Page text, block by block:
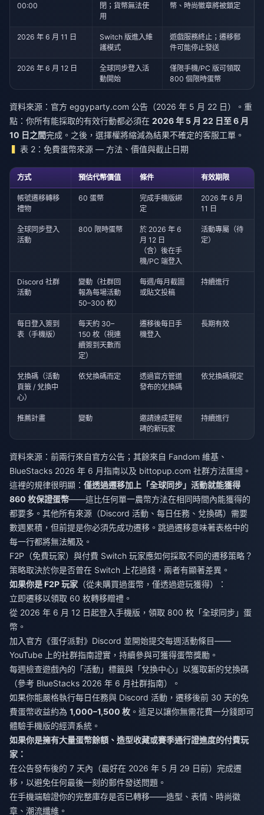
00:00
閉；貨幣無法使
用
幣、時尚徽章將被鎖定
2026 年 6 月 11 日
Switch 版進入維
護模式
遊戲服務終止；遷移郵
件可能停止發送
2026 年 6 月 12 日
全球同步登入活
動開始
僅限手機/PC 版可領取
800 個限時蛋幣
資料來源：官方 eggyparty.com 公告（2026 年 5 月 22 日）。重
點：你所有能採取的有效行動都必須在 2026 年 5 月 22 日至 6 月
10 日之間完成。之後，選擇權將縮減為結果不確定的客服工單。
表 2：免費蛋幣來源 — 方法、價值與截止日期
方式 預估代幣價值 條件 有效期限
帳號遷移轉移
禮物
60 蛋幣
完成手機版綁
定
2026 年 6 月
11 日
全球同步登入
活動
800 限時蛋幣
於 2026 年 6
月 12 日
（含）後在手
機/PC 端登入
活動專屬（待
定）
Discord 社群
活動
變動（社群回
報為每場活動
50–300 枚）
每週/每月截圖
或貼文投稿
持續進行
每日登入簽到
表（手機版）
每天約 30–
150 枚（視連
續簽到天數而
定）
遷移後每日手
機登入
長期有效
兌換碼（活動
頁籤 / 兌換中
心）
依兌換碼而定
透過官方管道
發布的兌換碼
依兌換碼規定
推薦計畫 變動
邀請達成里程
碑的新玩家
持續進行
資料來源：前兩行來自官方公告；其餘來自 Fandom 維基、
BlueStacks 2026 年 6 月指南以及 bittopup.com 社群方法匯總。
這裡的規律很明顯： 僅透過遷移加上「全球同步」活動就能獲得
860 枚保證蛋幣——這比任何單一農幣方法在相同時間內能獲得的
都要多。其他所有來源（Discord 活動、每日任務、兌換碼）需要
數週累積，但前提是你必須先成功遷移。跳過遷移意味著表格中的
每一行都將無法觸及。
F2P（免費玩家）與付費 Switch 玩家應如何採取不同的遷移策略？
策略取決於你是否曾在 Switch 上花過錢，兩者有顯著差異。
如果你是 F2P 玩家 （從未購買過蛋幣，僅透過遊玩獲得）：
立即遷移以領取 60 枚轉移贈禮。
從 2026 年 6 月 12 日起登入手機版，領取 800 枚「全球同步」蛋
幣。
加入官方《蛋仔派對》Discord 並開始提交每週活動條目——
YouTube 上的社群指南證實，持續參與可獲得蛋幣獎勵。
每週檢查遊戲內的「活動」標籤與「兌換中心」以獲取新的兌換碼
（參考 BlueStacks 2026 年 6 月社群指南）。
如果你能嚴格執行每日任務與 Discord 活動，遷移後前 30 天的免
費蛋幣收益約為 1,000–1,500 枚 。這足以讓你無需花費一分錢即可
體驗手機版的經濟系統。
如果你是擁有大量蛋幣餘額、造型收藏或賽季通行證進度的付費玩
家：
在公告發布後的 7 天內（最好在 2026 年 5 月 29 日前）完成遷
移，以避免任何最後一刻的郵件發送問題。
在手機端驗證你的完整庫存是否已轉移——造型、表情、時尚徽
章、潮流纖維。